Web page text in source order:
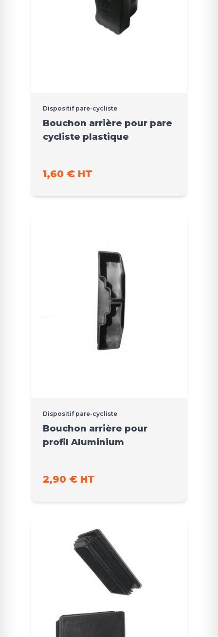
Dispositif pare-cycliste
Bouchon arrière pour pare
cycliste plastique
1,60 € HT
Dispositif pare-cycliste
Bouchon arrière pour
profil Aluminium
2,90 € HT